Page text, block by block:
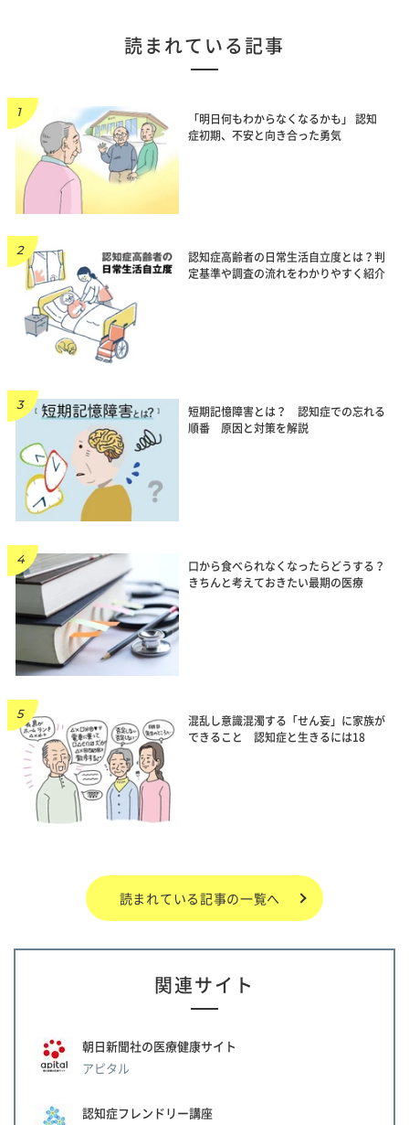
読まれている記事
「明日何もわからなくなるかも」 認知
症初期、不安と向き合った勇気
認知症高齢者の日常生活自立度とは？判
定基準や調査の流れをわかりやすく紹介
短期記憶障害とは？ 認知症での忘れる
順番 原因と対策を解説
口から食べられなくなったらどうする？
きちんと考えておきたい最期の医療
混乱し意識混濁する「せん妄」に家族が
できること 認知症と生きるには18
読まれている記事の一覧へ
関連サイト
朝日新聞社の医療健康サイト
アピタル
認知症フレンドリー講座